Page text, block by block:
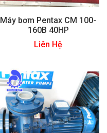
Máy bơm Pentax CM 100-
160B 40HP
Liên Hệ